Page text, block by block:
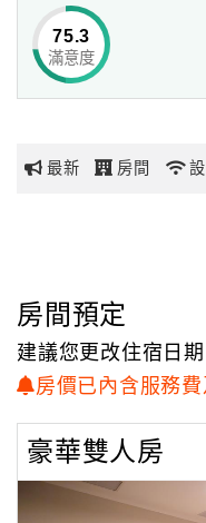
網
玩
地
圖
顧
務
如有上述情形，請您務
就醫
倉庫及綠意盎然的台中公
樓下有小吃街及便利商
驅車前往台中知名景點
全館提供免費無限上網
遊時安排各項行程；
提供”清潔、服務、安
希望在旅途上能滿足到
75.3
滿意度
最新 房間
房間預定
建議您更改住宿日
房價已內含服務
豪華雙人房